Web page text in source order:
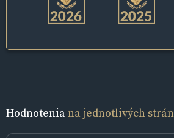
Hodnoteniana jednotlivých